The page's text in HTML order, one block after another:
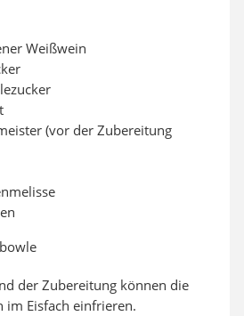
Weißwein
(vor der Zubereitung
der Zubereitung können die
im Eisfach einfrieren.